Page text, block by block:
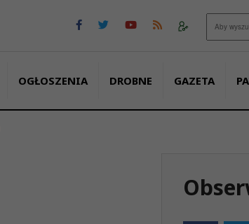
OGŁOSZENIA DROBNE GAZETA